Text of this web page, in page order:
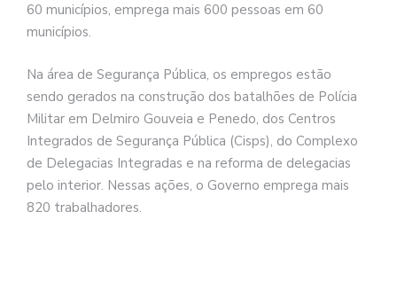
60 municípios, emprega mais 600 pessoas em 60
municípios.
Na área de Segurança Pública, os empregos estão
sendo gerados na construção dos batalhões de Polícia
Militar em Delmiro Gouveia e Penedo, dos Centros
Integrados de Segurança Pública (Cisps), do Complexo
de Delegacias Integradas e na reforma de delegacias
pelo interior. Nessas ações, o Governo emprega mais
820 trabalhadores.